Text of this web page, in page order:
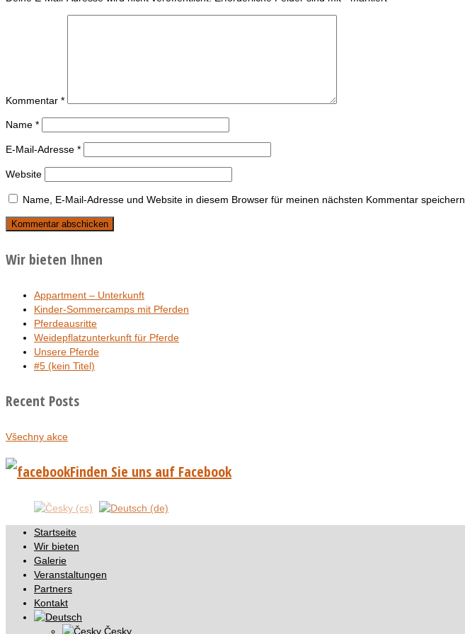
Kommentar *
Name *
E-Mail-Adresse *
Website
Name, E-Mail-Adresse und Website in diesem Browser für meinen nächsten Kommentar speichern.
Wir bieten Ihnen
Appartment – Unterkunft
Kinder-Sommercamps mit Pferden
Pferdeausritte
Weidepflatzunterkunft für Pferde
Unsere Pferde
#5 (kein Titel)
Recent Posts
Všechny akce
Finden Sie uns auf Facebook
Startseite
Wir bieten
Galerie
Veranstaltungen
Partners
Kontakt
Česky